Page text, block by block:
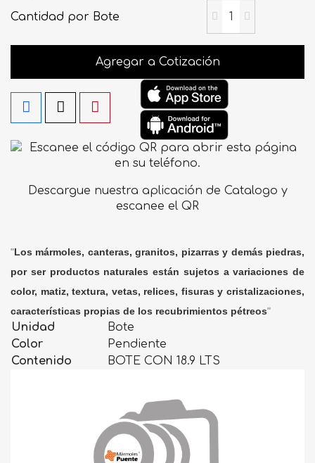
Cantidad por Bote
Agregar a Cotización
Descargue nuestra aplicación de Catalogo y
escanee el QR
"Los mármoles, canteras, granitos, pizarras y demás piedras,
por ser productos naturales están sujetos a variaciones de
color, matiz, textura, vetas, relices, fisuras y cristalizaciones,
características propias de los recubrimientos pétreos"
Unidad
Bote
Color
Pendiente
Contenido
BOTE CON 18.9 LTS